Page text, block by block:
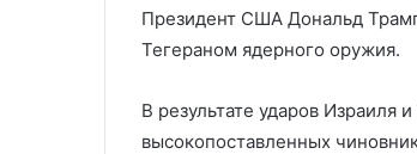
Президент США Дональд
Тегераном ядерного оружия.
В результате ударов
высокопоставленных